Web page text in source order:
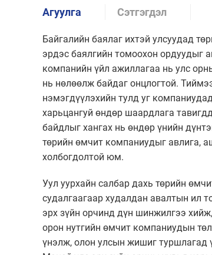
Агуулга Сэтгэгдэл
Байгалийн баялаг ихтэй улсуудад
эрдэс баялгийн томоохон ордуудыг
компанийн үйл ажиллагаа нь улс
нь нөлөөлж байдаг онцлогтой.
нэмэгдүүлэхийн тулд уг
харьцангуй өндөр шаардлага
байдлыг хангах нь өндөр үнийн
төрийн өмчит компаниудыг авлига,
холбогдолтой юм.
Уул уурхайн салбар дахь төрийн
судалгаагаар худалдан авалтын ил
эрх зүйн орчинд дүн шинжилгээ
орон нутгийн өмчит компаниудын
үнэлж, олон улсын жишиг туршлагад